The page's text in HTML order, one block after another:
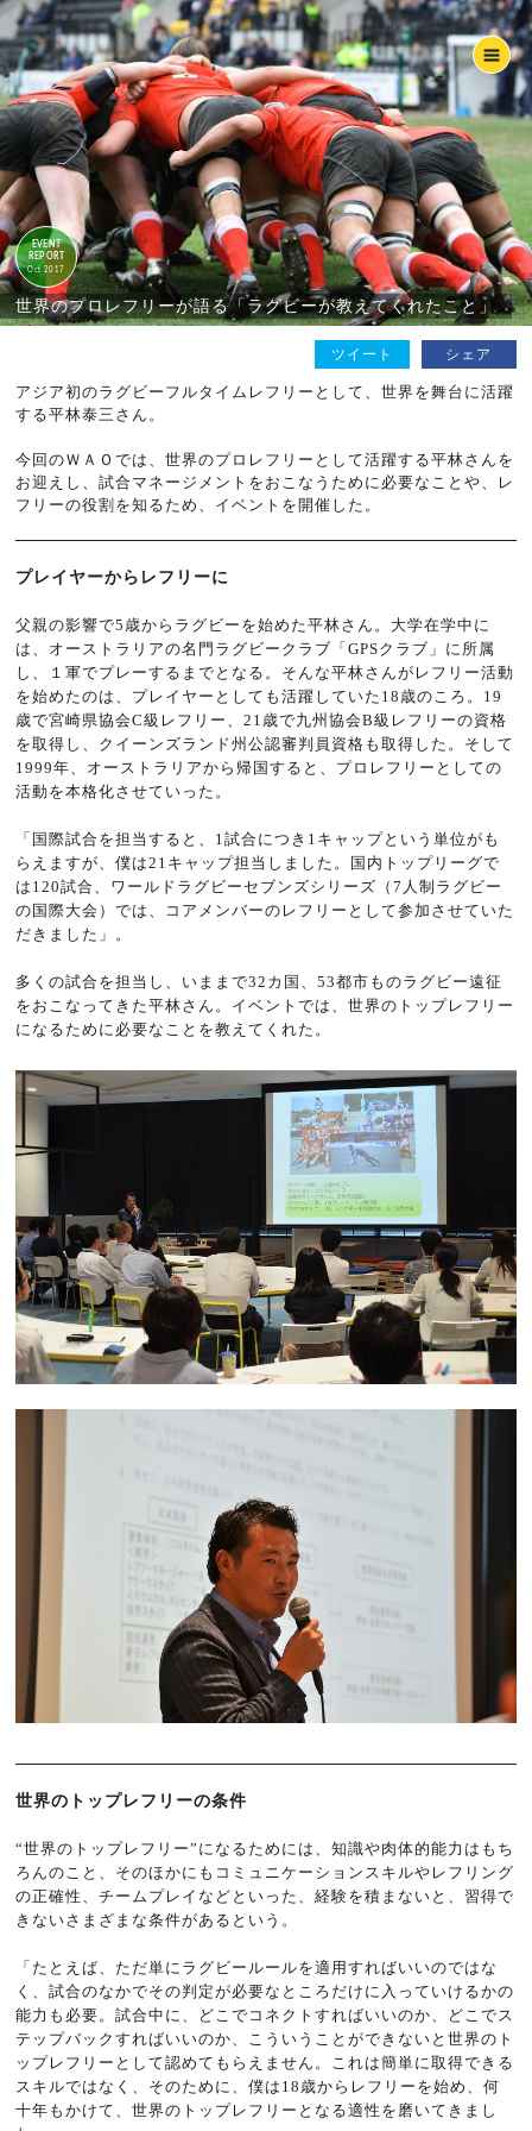
EVENT
REPORT
Oct 2017
世界のプロレフリーが語る「ラグビーが教えてくれたこと」
ツイート シェア
アジア初のラグビーフルタイムレフリーとして、世界を舞台に活躍
する平林泰三さん。
今回のＷＡＯでは、世界のプロレフリーとして活躍する平林さんを
お迎えし、試合マネージメントをおこなうために必要なことや、レ
フリーの役割を知るため、イベントを開催した。
プレイヤーからレフリーに
父親の影響で5歳からラグビーを始めた平林さん。大学在学中に
は、オーストラリアの名門ラグビークラブ「GPSクラブ」に所属
し、１軍でプレーするまでとなる。そんな平林さんがレフリー活動
を始めたのは、プレイヤーとしても活躍していた18歳のころ。19
歳で宮崎県協会C級レフリー、21歳で九州協会B級レフリーの資格
を取得し、クイーンズランド州公認審判員資格も取得した。そして
1999年、オーストラリアから帰国すると、プロレフリーとしての
活動を本格化させていった。
「国際試合を担当すると、1試合につき1キャップという単位がも
らえますが、僕は21キャップ担当しました。国内トップリーグで
は120試合、ワールドラグビーセブンズシリーズ（7人制ラグビー
の国際大会）では、コアメンバーのレフリーとして参加させていた
だきました」。
多くの試合を担当し、いままで32カ国、53都市ものラグビー遠征
をおこなってきた平林さん。イベントでは、世界のトップレフリー
になるために必要なことを教えてくれた。
世界のトップレフリーの条件
“世界のトップレフリー”になるためには、知識や肉体的能力はもち
ろんのこと、そのほかにもコミュニケーションスキルやレフリング
の正確性、チームプレイなどといった、経験を積まないと、習得で
きないさまざまな条件があるという。
「たとえば、ただ単にラグビールールを適用すればいいのではな
く、試合のなかでその判定が必要なところだけに入っていけるかの
能力も必要。試合中に、どこでコネクトすればいいのか、どこでス
テップバックすればいいのか、こういうことができないと世界のト
ップレフリーとして認めてもらえません。これは簡単に取得できる
スキルではなく、そのために、僕は18歳からレフリーを始め、何
十年もかけて、世界のトップレフリーとなる適性を磨いてきまし